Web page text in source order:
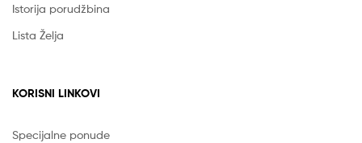
Istorija porudžbina
Lista Želja
KORISNI LINKOVI
Specijalne ponude